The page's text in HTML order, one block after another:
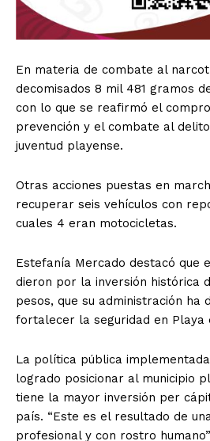
En materia de combate al
decomisados 8 mil 481 gramos
con lo que se reafirmó el
prevención y el combate al
juventud playense.
Otras acciones puestas en
recuperar seis vehículos con
cuales 4 eran motocicletas.
Estefanía Mercado destacó que
dieron por la inversión histórica
pesos, que su administración ha
fortalecer la seguridad en Playa
La política pública
logrado posicionar al municipio
tiene la mayor inversión per
país. “Este es el resultado de
profesional y con rostro